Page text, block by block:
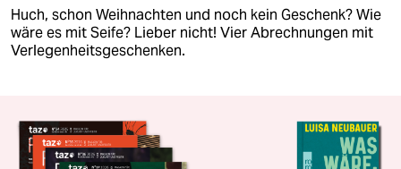
Huch, schon Weihnachten und noch kein Geschenk? Wie
wäre es mit Seife? Lieber nicht! Vier Abrechnungen mit
Verlegenheitsgeschenken.